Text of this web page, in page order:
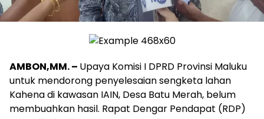
AMBON,MM. – Upaya Komisi I DPRD Provinsi Maluku
untuk mendorong penyelesaian sengketa lahan
Kahena di kawasan IAIN, Desa Batu Merah, belum
membuahkan hasil. Rapat Dengar Pendapat (RDP)